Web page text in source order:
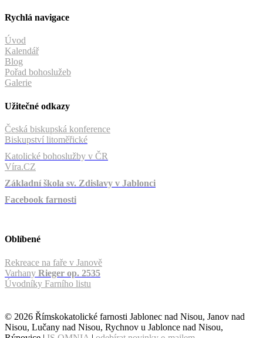
Rychlá navigace
Úvod
Kalendář
Blog
Pořad bohoslužeb
Galerie
Užitečné odkazy
Česká biskupská konference
Biskupství litoměřické
Katolické bohoslužby v ČR
Víra.CZ
Základní škola sv. Zdislavy v Jablonci
Facebook farnosti
Oblíbené
Rekreace na faře v Janově
Varhany Rieger op. 2535
Úvodníky Farního listu
© 2026 Římskokatolické farnosti Jablonec nad Nisou, Janov nad
Nisou, Lučany nad Nisou, Rychnov u Jablonce nad Nisou,